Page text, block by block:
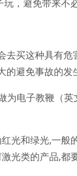
，避免带来不
买这种具有
避免事故的发
为电子教鞭
光和绿光,一
光类的产品,都